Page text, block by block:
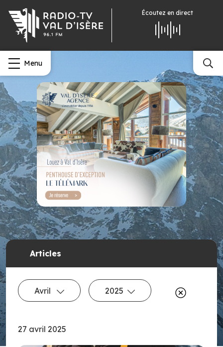
Écoutez en direct
Menu
Articles
Avril 2025
27 avril 2025